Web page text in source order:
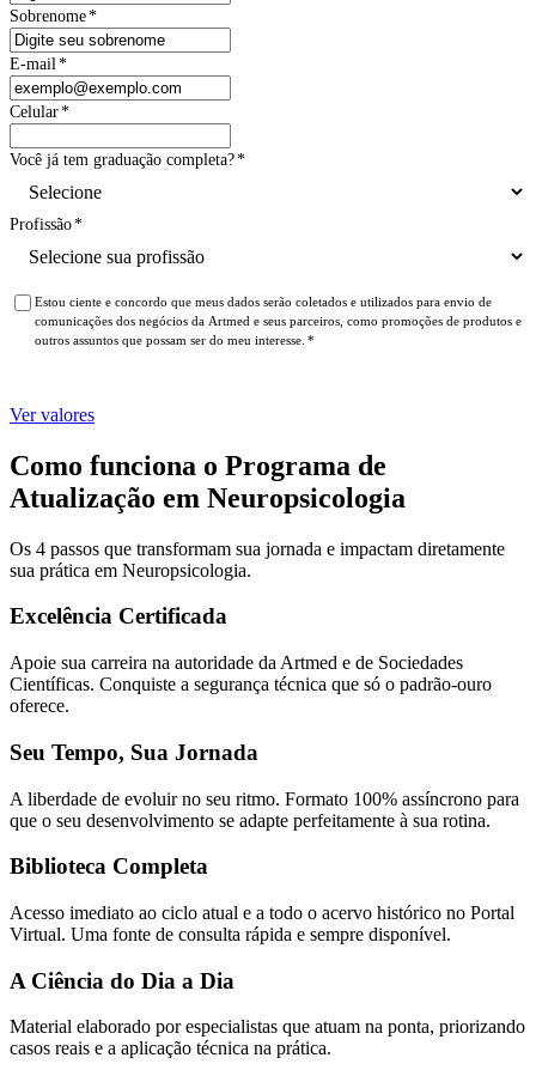
Sobrenome*
E-mail *
Celular*
Você já tem graduação completa?*
Profissão*
Estou ciente e concordo que meus dados serão coletados e utilizados para envio de
comunicações dos negócios da Artmed e seus parceiros, como promoções de produtos e
outros assuntos que possam ser do meu interesse. *
Ver valores
Como funciona o Programa de
Atualização em Neuropsicologia
Os 4 passos que transformam sua jornada e impactam diretamente
sua prática em Neuropsicologia.
Excelência Certificada
Apoie sua carreira na autoridade da Artmed e de Sociedades
Científicas. Conquiste a segurança técnica que só o padrão-ouro
oferece.
Seu Tempo, Sua Jornada
A liberdade de evoluir no seu ritmo. Formato 100% assíncrono para
que o seu desenvolvimento se adapte perfeitamente à sua rotina.
Biblioteca Completa
Acesso imediato ao ciclo atual e a todo o acervo histórico no Portal
Virtual. Uma fonte de consulta rápida e sempre disponível.
A Ciência do Dia a Dia
Material elaborado por especialistas que atuam na ponta, priorizando
casos reais e a aplicação técnica na prática.